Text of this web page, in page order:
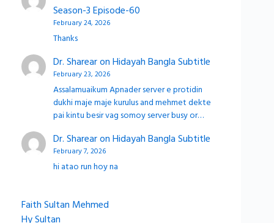
Season-3 Episode-60
February 24, 2026
Thanks
Dr. SharearonHidayah Bangla Subtitle
February 23, 2026
Assalamuaikum Apnader server e protidin
dukhi maje maje kurulus and mehmet dekte
pai kintu besir vag somoy server busy or…
Dr. SharearonHidayah Bangla Subtitle
February 7, 2026
hi atao run hoy na
Faith Sultan Mehmed
Hy Sultan